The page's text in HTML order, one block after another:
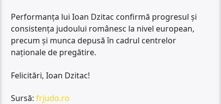
Performanța lui Ioan Dzitac confirmă progresul și
consistența judoului românesc la nivel european,
precum și munca depusă în cadrul centrelor
naționale de pregătire.
Felicitări, Ioan Dzitac!
Sursă:frjudo.ro